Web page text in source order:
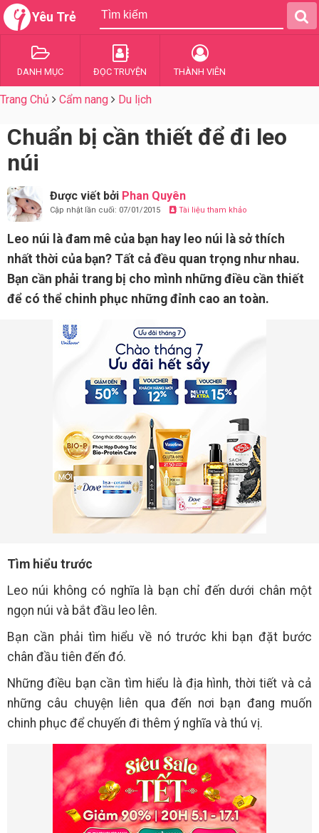
Yêu Trẻ
DANH MỤC ĐỌC TRUYỆN THÀNH VIÊN
Trang Chủ Cẩm nang Du lịch
Chuẩn bị cần thiết để đi leo
núi
Được viết bởi Phan Quyên
Cập nhật lần cuối: 07/01/2015 Tài liệu tham khảo
Leo núi là đam mê của bạn hay leo núi là sở thích
nhất thời của bạn? Tất cả đều quan trọng như nhau.
Bạn cần phải trang bị cho mình những điều cần thiết
để có thể chinh phục những đỉnh cao an toàn.
Tìm hiểu trước
Leo núi không có nghĩa là bạn chỉ đến dưới chân một
ngọn núi và bắt đầu leo lên.
Bạn cần phải tìm hiểu về nó trước khi bạn đặt bước
chân đầu tiên đến đó.
Những điều bạn cần tìm hiểu là địa hình, thời tiết và cả
những câu chuyện liên qua đến nơi bạn đang muốn
chinh phục để chuyến đi thêm ý nghĩa và thú vị.